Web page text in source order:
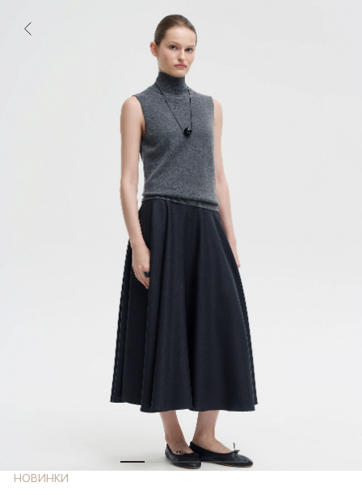
НОВИНКИ